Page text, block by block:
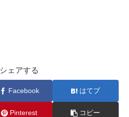
シェアする
Facebook はてブ
Pinterest コピー